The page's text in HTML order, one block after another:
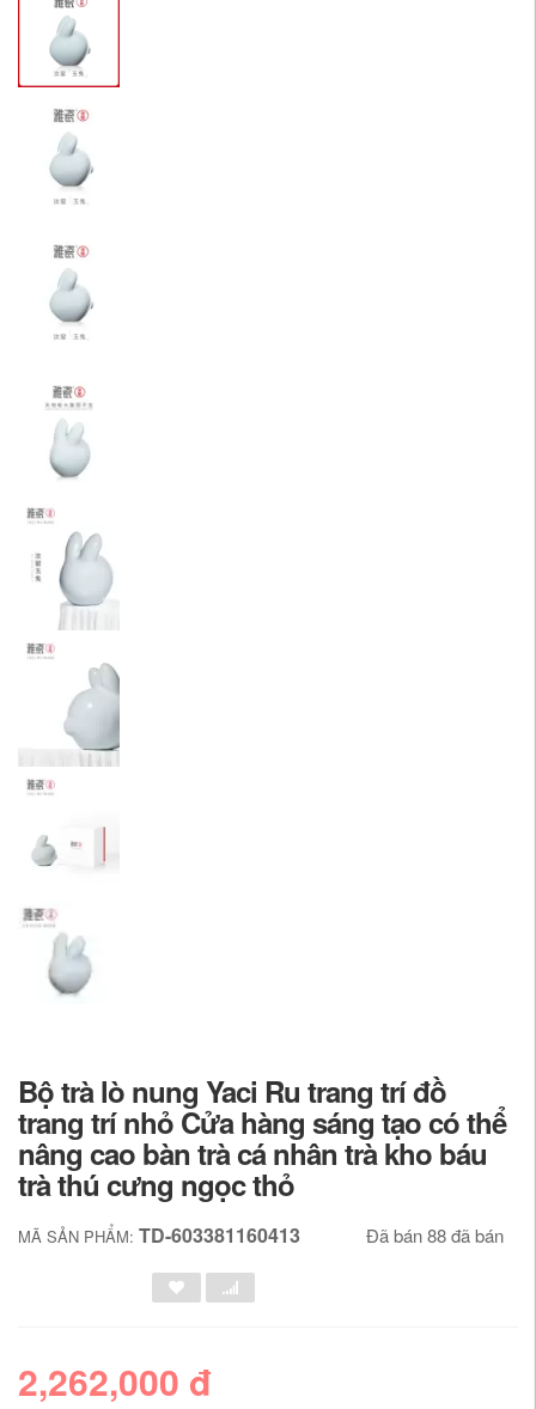
Bộ trà lò nung Yaci Ru trang trí đồ
trang trí nhỏ Cửa hàng sáng tạo có thể
nâng cao bàn trà cá nhân trà kho báu
trà thú cưng ngọc thỏ
MÃ SẢN PHẨM: TD-603381160413 Đã bán 88 đã bán
2,262,000 đ